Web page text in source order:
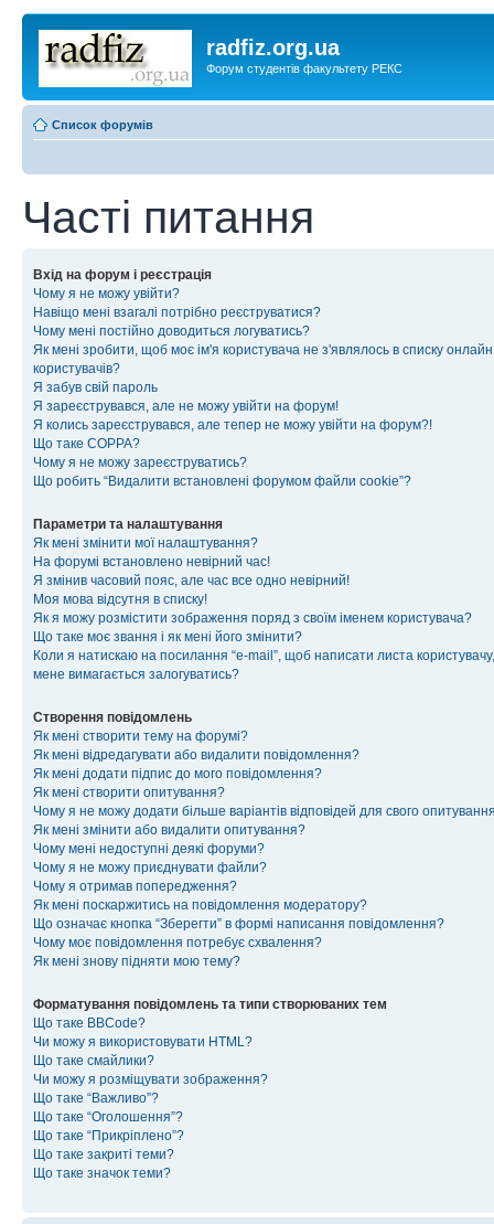
radfiz.org.ua
Форум студентів факультету РЕКС
Список форумів
Часті питання
Вхід на форум і реєстрація
Чому я не можу увійти?
Навіщо мені взагалі потрібно реєструватися?
Чому мені постійно доводиться логуватись?
Як мені зробити, щоб моє ім'я користувача не з'являлось в списку онлайн
користувачів?
Я забув свій пароль
Я зареєструвався, але не можу увійти на форум!
Я колись зареєструвався, але тепер не можу увійти на форум?!
Що таке COPPA?
Чому я не можу зареєструватись?
Що робить “Видалити встановлені форумом файли cookie”?
Параметри та налаштування
Як мені змінити мої налаштування?
На форумі встановлено невірний час!
Я змінив часовий пояс, але час все одно невірний!
Моя мова відсутня в списку!
Як я можу розмістити зображення поряд з своїм іменем користувача?
Що таке моє звання і як мені його змінити?
Коли я натискаю на посилання “e-mail”, щоб написати листа користувачу,
мене вимагається залогуватись?
Створення повідомлень
Як мені створити тему на форумі?
Як мені відредагувати або видалити повідомлення?
Як мені додати підпис до мого повідомлення?
Як мені створити опитування?
Чому я не можу додати більше варіантів відповідей для свого
Як мені змінити або видалити опитування?
Чому мені недоступні деякі форуми?
Чому я не можу приєднувати файли?
Чому я отримав попередження?
Як мені поскаржитись на повідомлення модератору?
Що означає кнопка “Зберегти” в формі написання повідомлення?
Чому моє повідомлення потребує схвалення?
Як мені знову підняти мою тему?
Форматування повідомлень та типи створюваних тем
Що таке BBCode?
Чи можу я використовувати HTML?
Що таке смайлики?
Чи можу я розміщувати зображення?
Що таке “Важливо”?
Що таке “Оголошення”?
Що таке “Прикріплено”?
Що таке закриті теми?
Що таке значок теми?